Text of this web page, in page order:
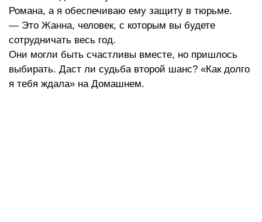
Романа, а я обеспечиваю ему защиту в тюрьме.
— Это Жанна, человек, с которым вы будете
сотрудничать весь год.
Они могли быть счастливы вместе, но пришлось
выбирать. Даст ли судьба второй шанс? «Как долго
я тебя ждала» на Домашнем.